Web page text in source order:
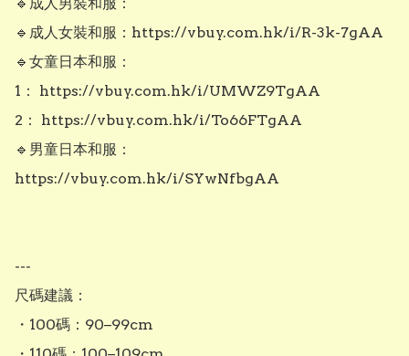
🔹成人男裝和服：
🔹成人女裝和服：https://vbuy.com.hk/i/R-3k-7gAA
🔹女童日本和服：
1： https://vbuy.com.hk/i/UMWZ9TgAA
2： https://vbuy.com.hk/i/To66FTgAA
🔹男童日本和服：
https://vbuy.com.hk/i/SYwNfbgAA
---
尺碼建議：
・100碼：90–99cm